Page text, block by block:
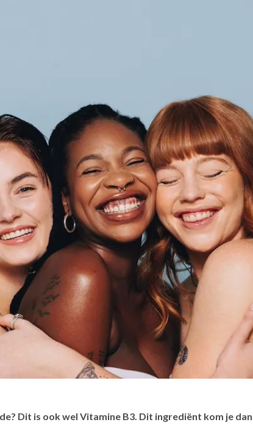
Dit is ook wel Vitamine B3. Dit ingrediënt kom je